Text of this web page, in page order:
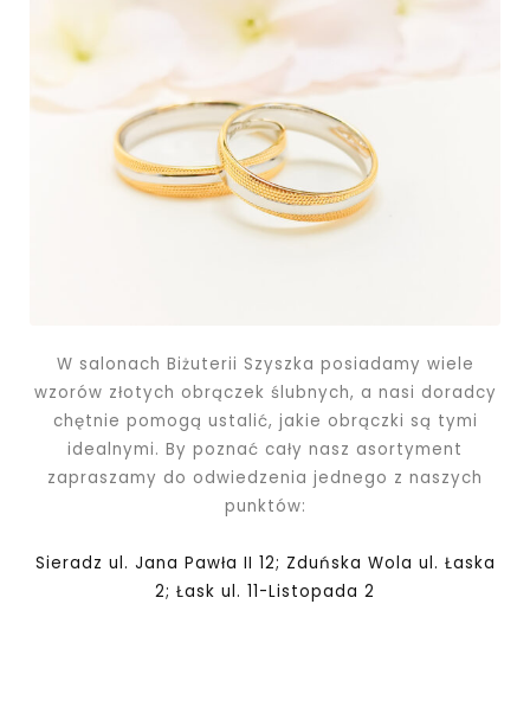
W salonach Biżuterii Szyszka posiadamy wiele
wzorów złotych obrączek ślubnych, a nasi doradcy
chętnie pomogą ustalić, jakie obrączki są tymi
idealnymi. By poznać cały nasz asortyment
zapraszamy do odwiedzenia jednego z naszych
punktów:
Sieradz ul. Jana Pawła II 12; Zduńska Wola ul. Łaska
2; Łask ul. 11-Listopada 2